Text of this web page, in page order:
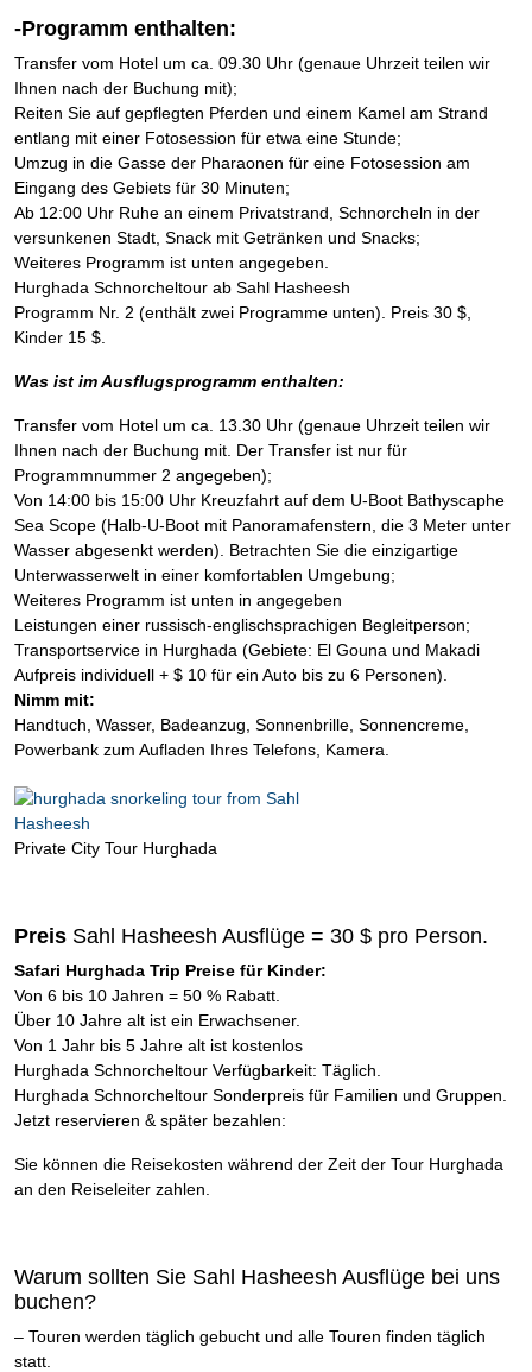
-Programm enthalten:
Transfer vom Hotel um ca. 09.30 Uhr (genaue Uhrzeit teilen wir
Ihnen nach der Buchung mit);
Reiten Sie auf gepflegten Pferden und einem Kamel am Strand
entlang mit einer Fotosession für etwa eine Stunde;
Umzug in die Gasse der Pharaonen für eine Fotosession am
Eingang des Gebiets für 30 Minuten;
Ab 12:00 Uhr Ruhe an einem Privatstrand, Schnorcheln in der
versunkenen Stadt, Snack mit Getränken und Snacks;
Weiteres Programm ist unten angegeben.
Hurghada Schnorcheltour ab Sahl Hasheesh
Programm Nr. 2 (enthält zwei Programme unten). Preis 30 $,
Kinder 15 $.
Was ist im Ausflugsprogramm enthalten:
Transfer vom Hotel um ca. 13.30 Uhr (genaue Uhrzeit teilen wir
Ihnen nach der Buchung mit. Der Transfer ist nur für
Programmnummer 2 angegeben);
Von 14:00 bis 15:00 Uhr Kreuzfahrt auf dem U-Boot Bathyscaphe
Sea Scope (Halb-U-Boot mit Panoramafenstern, die 3 Meter unter
Wasser abgesenkt werden). Betrachten Sie die einzigartige
Unterwasserwelt in einer komfortablen Umgebung;
Weiteres Programm ist unten in angegeben
Leistungen einer russisch-englischsprachigen Begleitperson;
Transportservice in Hurghada (Gebiete: El Gouna und Makadi
Aufpreis individuell + $ 10 für ein Auto bis zu 6 Personen).
Nimm mit:
Handtuch, Wasser, Badeanzug, Sonnenbrille, Sonnencreme,
Powerbank zum Aufladen Ihres Telefons, Kamera.
Private City Tour Hurghada
Preis Sahl Hasheesh Ausflüge = 30 $ pro Person.
Safari Hurghada Trip Preise für Kinder:
Von 6 bis 10 Jahren = 50 % Rabatt.
Über 10 Jahre alt ist ein Erwachsener.
Von 1 Jahr bis 5 Jahre alt ist kostenlos
Hurghada Schnorcheltour Verfügbarkeit: Täglich.
Hurghada Schnorcheltour Sonderpreis für Familien und Gruppen.
Jetzt reservieren & später bezahlen:
Sie können die Reisekosten während der Zeit der Tour Hurghada
an den Reiseleiter zahlen.
Warum sollten Sie Sahl Hasheesh Ausflüge bei uns
buchen?
– Touren werden täglich gebucht und alle Touren finden täglich
statt.